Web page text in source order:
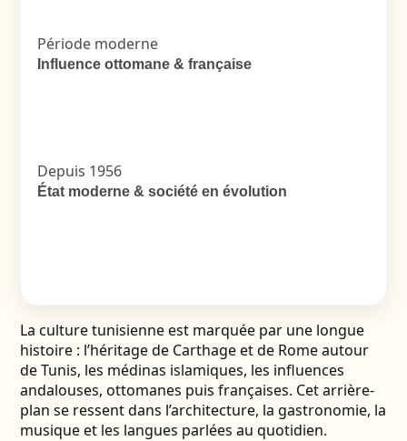
Période moderne
Influence ottomane & française
Depuis 1956
État moderne & société en évolution
La culture tunisienne est marquée par une longue
histoire : l’héritage de Carthage et de Rome autour
de Tunis, les médinas islamiques, les influences
andalouses, ottomanes puis françaises. Cet arrière-
plan se ressent dans l’architecture, la gastronomie, la
musique et les langues parlées au quotidien.